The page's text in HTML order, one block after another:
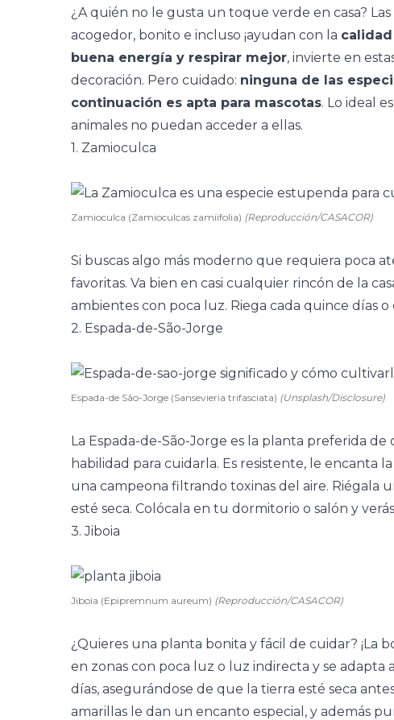
¿A quién no le gusta un toque verde en casa?
acogedor, bonito e incluso ¡ayudan con la
buena energía y respirar mejor, invierte en
decoración. Pero cuidado: ninguna de las
continuación es apta para mascotas. Lo ideal
animales no puedan acceder a ellas.
1. Zamioculca
Zamioculca (Zamioculcas zamiifolia) (Reproducción/CASACOR)
Si buscas algo más moderno que requiera poca
favoritas. Va bien en casi cualquier rincón de la
ambientes con poca luz. Riega cada quince días
2. Espada-de-São-Jorge
Espada-de São-Jorge (Sansevieria trifasciata) (Unsplash/Disclosure)
La Espada-de-São-Jorge es la planta preferida
habilidad para cuidarla. Es resistente, le encanta
una campeona filtrando toxinas del aire. Riégala
esté seca. Colócala en tu dormitorio o salón y
3. Jiboia
Jiboia (Epipremnum aureum) (Reproducción/CASACOR)
¿Quieres una planta bonita y fácil de cuidar? ¡La
en zonas con poca luz o luz indirecta y se adapta
días, asegurándose de que la tierra esté seca
amarillas le dan un encanto especial, y además